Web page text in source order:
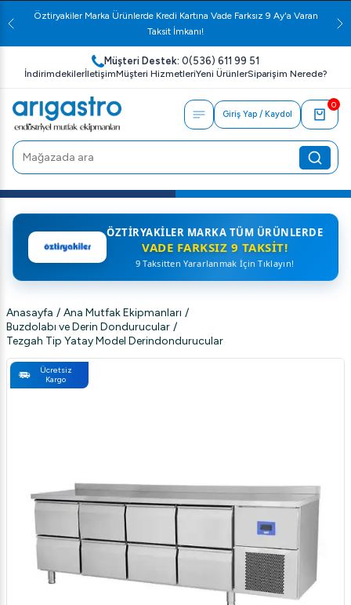
Öztiryakiler Marka Ürünlerde Kredi Kartına Vade Farksız 9 Ay'a Varan
Taksit İmkanı!
Müşteri Destek: 0(536) 611 99 51
İndirimdekilerİletişimMüşteri HizmetleriYeni ÜrünlerSiparişim Nerede?
Giriş Yap / Kaydol
0
ÖZTIRYAKILER MARKA TÜM ÜRÜNLERDE
VADE FARKSIZ 9 TAKSIT!
9 Taksitten Yararlanmak İçin Tıklayın!
Anasayfa / Ana Mutfak Ekipmanları /
Buzdolabı ve Derin Dondurucular /
Tezgah Tip Yatay Model Derindondurucular
Ücretsiz
Kargo